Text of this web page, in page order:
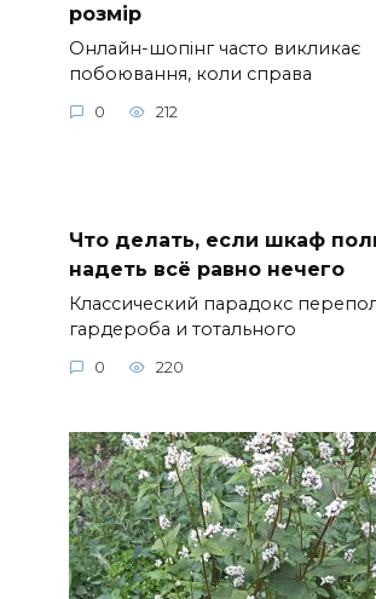
розмір
Онлайн-шопінг часто викликає
побоювання, коли справа
0 212
Что делать, если шкаф
надеть всё равно нечего
Классический парадокс
гардероба и тотального
0 220